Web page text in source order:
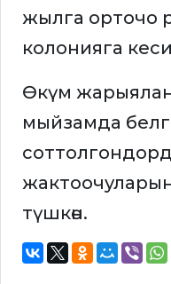
жылга орточо
колонияга
Өкүм
мыйзамда
түшкөн.